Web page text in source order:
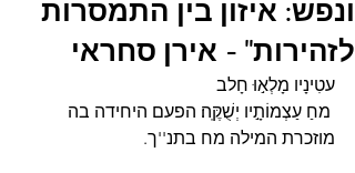
ונפש: איזון בין התמסרות
לזהירות" - אירן סחראי
עטִינָיו מָלְא֣וּ חָלב
מחַ עַצְמוֹתָ֣יו יְשֻׁקֶּֽה׃ הפעם היחידה בה
מוזכרת המילה מח בתנ''ך.